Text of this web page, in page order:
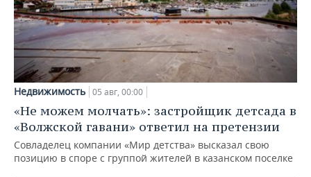
Недвижимость 05 авг, 00:00
«Не можем молчать»: застройщик детсада в
«Волжской гавани» ответил на претензии
Совладелец компании «Мир детства» высказал свою
позицию в споре с группой жителей в казанском поселке